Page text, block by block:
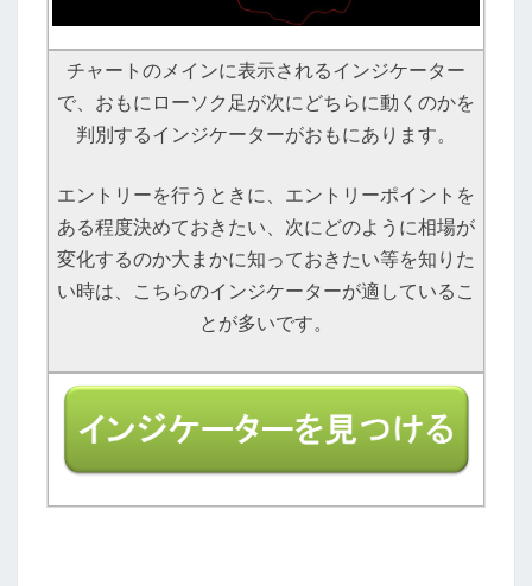
チャートのメインに表示されるインジケーター
で、おもにローソク足が次にどちらに動くのかを
判別するインジケーターがおもにあります。
エントリーを行うときに、エントリーポイントを
ある程度決めておきたい、次にどのように相場が
変化するのか大まかに知っておきたい等を知りた
い時は、こちらのインジケーターが適しているこ
とが多いです。